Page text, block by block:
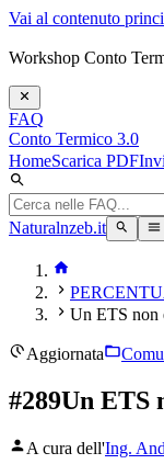
Vai al contenuto
Workshop Conto
FAQ
Conto Termico 3.0
HomeScarica PDF
Naturalnzeb.it
Un ETS non
Aggiornata
#289Un ETS
A cura dell'Ing.